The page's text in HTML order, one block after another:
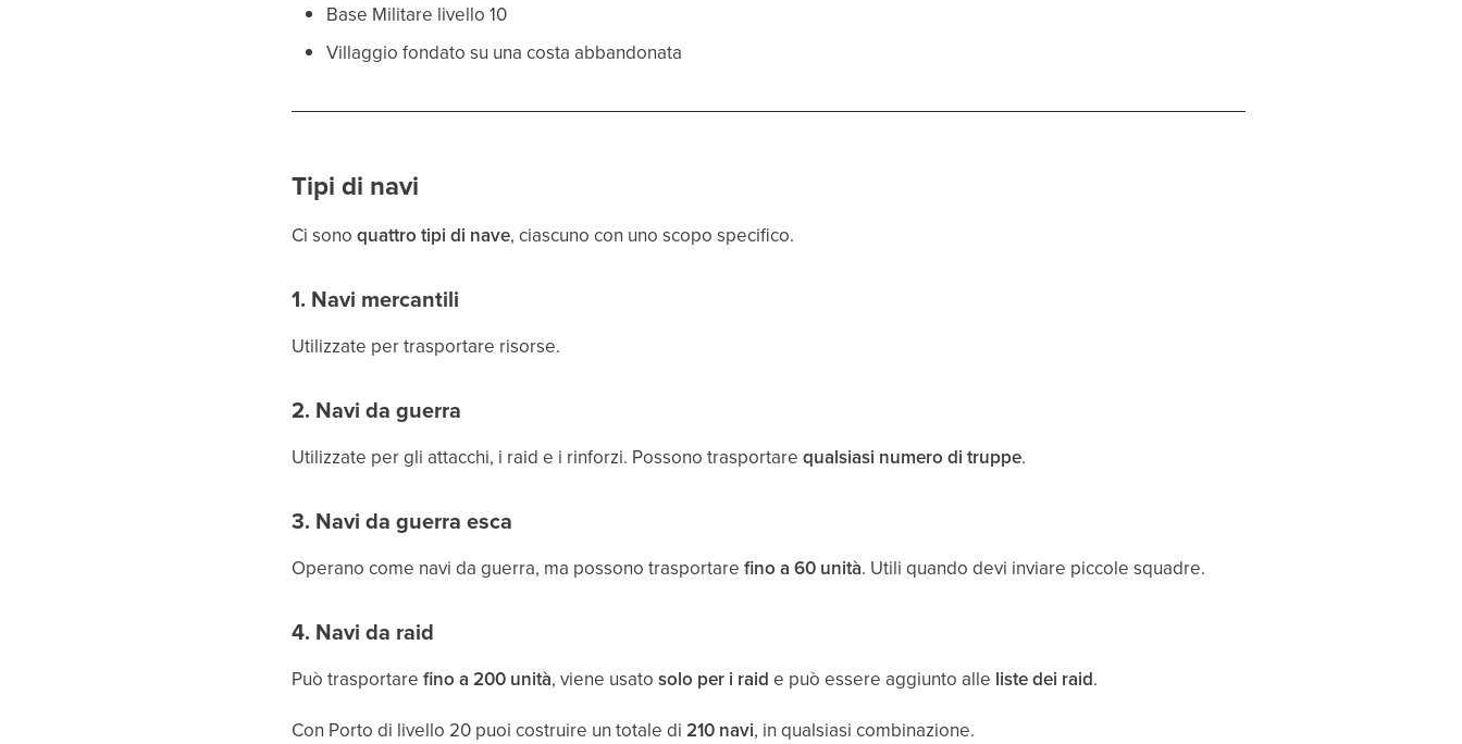
Base Militare livello 10
Villaggio fondato su una costa abbandonata
Tipi di navi
Ci sonoquattro tipi di nave, ciascuno con uno scopo specifico.
1. Navi mercantili
Utilizzate per trasportare risorse.
2. Navi da guerra
Utilizzate per gli attacchi, i raid e i rinforzi. Possono trasportarequalsiasi numero di truppe.
3. Navi da guerra esca
Operano come navi da guerra, ma possono trasportarefino a 60 unità. Utili quando devi inviare piccole squadre.
4. Navi da raid
Può trasportarefino a 200 unità, viene usatosolo per i raid e può essere aggiunto alle liste dei raid.
Con Porto di livello 20 puoi costruire un totale di210 navi, in qualsiasi combinazione.